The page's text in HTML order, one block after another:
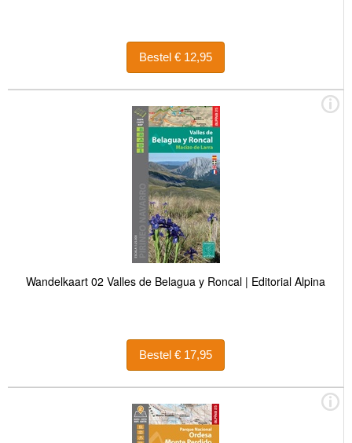
Bestel € 12,95
Wandelkaart 02 Valles de Belagua y Roncal | Editorial Alpina
Bestel € 17,95